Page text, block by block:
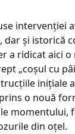
intervenției
și istorică
a ridicat aici
„coșul cu
inițiale
o nouă
momentului,
din oțel.